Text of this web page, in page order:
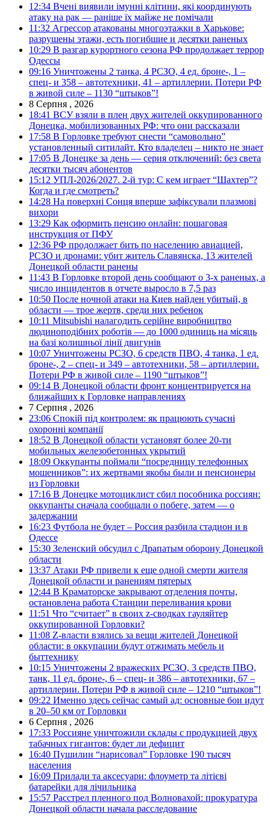
12:34 Вчені виявили імунні клітини, які координують
атаку на рак — раніше їх майже не помічали
11:32 Агрессор атакованы многоэтажки в Харькове:
разрушены этажи, есть погибшие и десятки раненых
10:29 В разгар курортного сезона РФ продолжает террор
Одессы
09:16 Уничтожены 2 танка, 4 РСЗО, 4 ед. броне-, 1 –
спец- и 358 – автотехники, 41 – артиллерии. Потери РФ
в живой силе – 1130 “штыков”!
8 Серпня , 2026
18:41 ВСУ взяли в плен двух жителей оккупированного
Донецка, мобилизованных РФ: что они рассказали
17:58 В Горловке требуют снести “самовольно”
установленный ситилайт. Кто владелец – никто не знает
17:05 В Донецке за день — серия отключений: без света
десятки тысяч абонентов
15:12 УПЛ-2026/2027. 2-й тур: С кем играет “Шахтер”?
Когда и где смотреть?
14:28 На поверхні Сонця вперше зафіксували плазмові
вихори
13:29 Как оформить пенсию онлайн: пошаговая
инструкция от ПФУ
12:36 РФ продолжает бить по населению авиацией,
РСЗО и дронами: убит житель Славянска, 13 жителей
Донецкой области ранены
11:43 В Горловке второй день сообщают о 3-х раненых, а
число инцидентов в отчете выросло в 7,5 раз
10:50 После ночной атаки на Киев найден убитый, в
области — трое жертв, среди них ребенок
10:11 Mitsubishi налагодить серійне виробництво
людиноподібних роботів — до 1000 одиниць на місяць
на базі колишньої лінії двигунів
10:07 Уничтожены РСЗО, 6 средств ПВО, 4 танка, 1 ед.
броне-, 2 – спец- и 349 – автотехники, 58 – артиллерии.
Потери РФ в живой силе – 1190 “штыков”!
09:14 В Донецкой области фронт концентрируется на
ближайших к Горловке направлениях
7 Серпня , 2026
23:06 Спокій під контролем: як працюють сучасні
охоронні компанії
18:52 В Донецкой области установят более 20-ти
мобильных железобетонных укрытий
18:09 Оккупанты поймали “посредницу телефонных
мошенников”: их жертвами якобы были и пенсионеры
из Горловки
17:16 В Донецке мотоциклист сбил пособника россиян:
оккупанты сначала сообщали о побеге, затем — о
задержании
16:23 Футбола не будет – Россия разбила стадион и в
Одессе
15:30 Зеленский обсудил с Драпатым оборону Донецкой
области
13:37 Атаки РФ привели к еще одной смерти жителя
Донецкой области и ранениям пятерых
12:44 В Краматорске закрывают отделения почты,
остановлена работа Станции переливания крови
11:51 Что “считает” в своих z-сводках гауляйтер
оккупированной Горловки?
11:08 Z-власти взялись за вещи жителей Донецкой
области: в оккупации будут отжимать мебель и
быттехнику
10:15 Уничтожены 2 вражеских РСЗО, 3 средств ПВО,
танк, 11 ед. броне-, 6 – спец- и 386 – автотехники, 67 –
артиллерии. Потери РФ в живой силе – 1210 “штыков”!
09:22 Именно здесь сейчас самый ад: основные бои идут
в 20–50 км от Горловки
6 Серпня , 2026
17:33 Россияне уничтожили склады с продукцией двух
табачных гигантов: будет ли дефицит
16:40 Пушилин “нарисовал” Горловке 190 тысяч
населения
16:09 Прилади та аксесуари: флоуметр та літієві
батарейки для лічильника
15:57 Расстрел пленного под Волновахой: прокуратура
Донецкой области начала расследование